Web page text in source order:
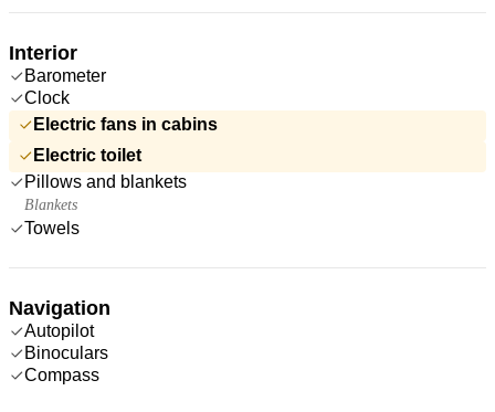
Interior
Barometer
Clock
Electric fans in cabins
Electric toilet
Pillows and blankets
Blankets
Towels
Navigation
Autopilot
Binoculars
Compass